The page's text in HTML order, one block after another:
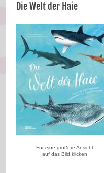
Die Welt der Haie
Für eine größere Ansicht
auf das Bild klicken